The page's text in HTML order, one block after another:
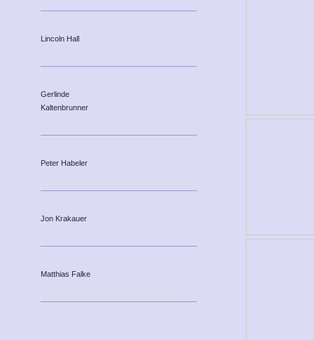
Lincoln Hall
Gerlinde
Kaltenbrunner
Peter Habeler
Jon Krakauer
Matthias Falke